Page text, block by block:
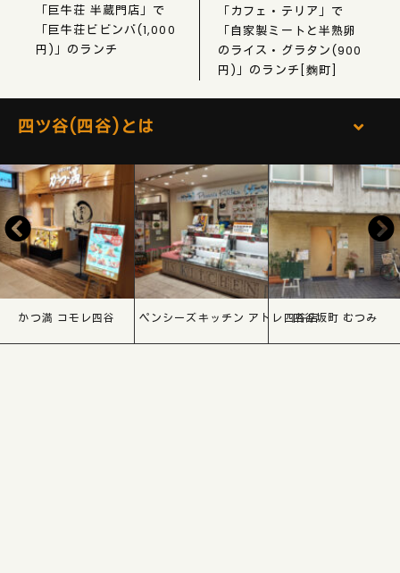
「巨牛荘 半蔵門店」で
「巨牛荘ビビンバ(1,000
円)」のランチ
「カフェ・テリア」で
「自家製ミートと半熟卵
のライス・グラタン(900
円)」のランチ[麴町]
四ツ谷(四谷)とは
かつ満 コモレ四谷 ペンシーズキッチン アトレ四谷店四谷坂町 むつみ